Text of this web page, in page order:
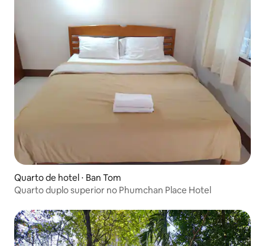
Quarto de hotel ⋅ Ban Tom
Quarto duplo superior no Phumchan Place Hotel